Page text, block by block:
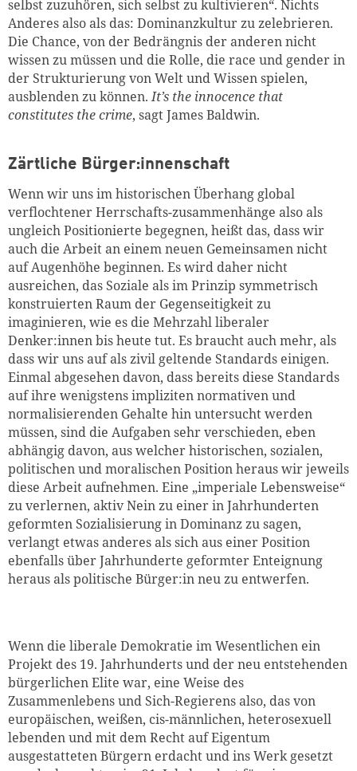
selbst zuzuhören, sich selbst zu kultivieren“. Nichts
Anderes also als das: Dominanzkultur zu zelebrieren.
Die Chance, von der Bedrängnis der anderen nicht
wissen zu müssen und die Rolle, die race und gender in
der Strukturierung von Welt und Wissen spielen,
ausblenden zu können.It’s the innocence that
constitutes the crime, sagt James Baldwin.
Zärtliche Bürger:innenschaft
Wenn wir uns im historischen Überhang global
verflochtener Herrschafts-zusammenhänge also als
ungleich Positionierte begegnen, heißt das, dass wir
auch die Arbeit an einem neuen Gemeinsamen nicht
auf Augenhöhe beginnen. Es wird daher nicht
ausreichen, das Soziale als im Prinzip symmetrisch
konstruierten Raum der Gegenseitigkeit zu
imaginieren, wie es die Mehrzahl liberaler
Denker:innen bis heute tut. Es braucht auch mehr, als
dass wir uns auf als zivil geltende Standards einigen.
Einmal abgesehen davon, dass bereits diese Standards
auf ihre wenigstens impliziten normativen und
normalisierenden Gehalte hin untersucht werden
müssen, sind die Aufgaben sehr verschieden, eben
abhängig davon, aus welcher historischen, sozialen,
politischen und moralischen Position heraus wir jeweils
diese Arbeit aufnehmen. Eine „imperiale Lebensweise“
zu verlernen, aktiv Nein zu einer in Jahrhunderten
geformten Sozialisierung in Dominanz zu sagen,
verlangt etwas anderes als sich aus einer Position
ebenfalls über Jahrhunderte geformter Enteignung
heraus als politische Bürger:in neu zu entwerfen.
Wenn die liberale Demokratie im Wesentlichen ein
Projekt des 19. Jahrhunderts und der neu entstehenden
bürgerlichen Elite war, eine Weise des
Zusammenlebens und Sich-Regierens also, das von
europäischen, weißen, cis-männlichen, heterosexuell
lebenden und mit dem Recht auf Eigentum
ausgestatteten Bürgern erdacht und ins Werk gesetzt